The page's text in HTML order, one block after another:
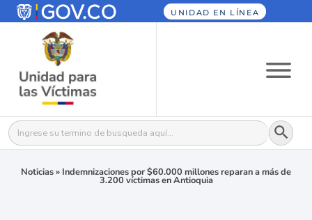
UNIDAD EN LÍNEA
Buscar: Botón
Noticias» Indemnizaciones por $60.000 millones reparan a más de
3.200 víctimas en Antioquia